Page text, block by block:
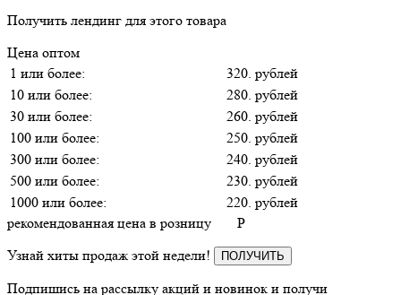
Получить лендинг для этого товара
Цена оптом
1 или более:
320. рублей
10 или более:
280. рублей
30 или более:
260. рублей
100 или более:
250. рублей
300 или более:
240. рублей
500 или более:
230. рублей
1000 или более:
220. рублей
рекомендованная цена в розницу
P
Узнай хиты продаж этой недели!
ПОЛУЧИТЬ
Подпишись на рассылку акций и новинок и получи